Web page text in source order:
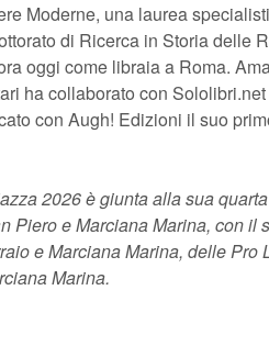
Moderne, una laurea
di Ricerca in Storia delle
oggi come libraia a Roma.
ha collaborato con
con Augh! Edizioni il suo
2026 è giunta alla sua
Piero e Marciana Marina, con il
e Marciana Marina, delle Pro
Marina.